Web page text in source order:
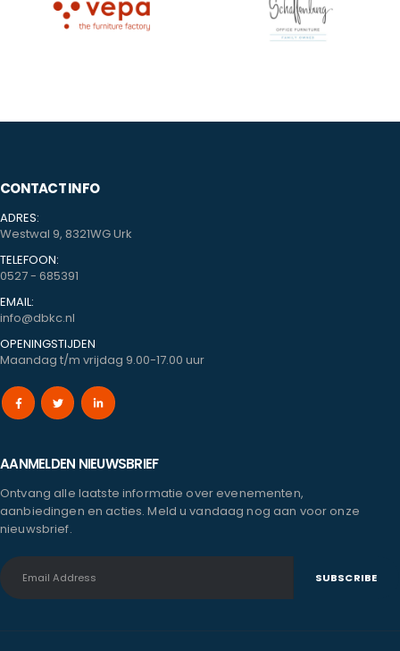
CONTACT INFO
ADRES:
Westwal 9, 8321WG Urk
TELEFOON:
0527 - 685391
EMAIL:
info@dbkc.nl
OPENINGSTIJDEN
Maandag t/m vrijdag 9.00-17.00 uur
AANMELDEN NIEUWSBRIEF
Ontvang alle laatste informatie over evenementen,
aanbiedingen en acties. Meld u vandaag nog aan voor onze
nieuwsbrief.